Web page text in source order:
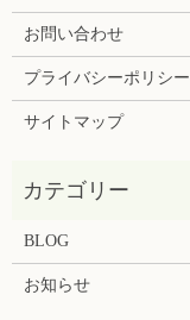
お問い合わせ
プライバシーポリシー
サイトマップ
BLOG
お知らせ